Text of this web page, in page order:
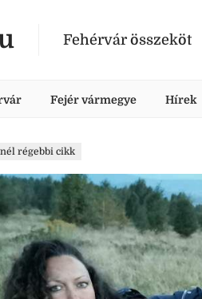
Fehérvár összeköt
Fejér vármegye Hírek
régebbi cikk